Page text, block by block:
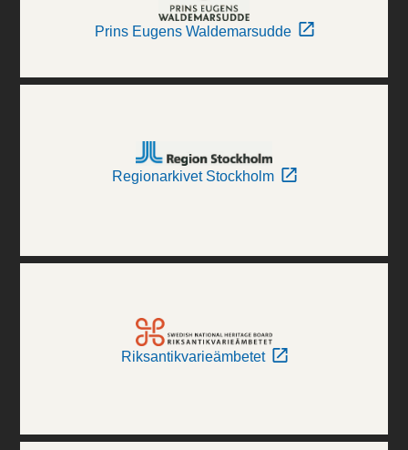
Prins Eugens Waldemarsudde
Regionarkivet Stockholm
Riksantikvarieämbetet